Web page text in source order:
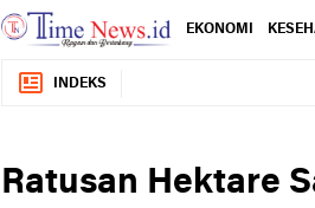
EKONOMI
INDEKS
Ratusan Hektare